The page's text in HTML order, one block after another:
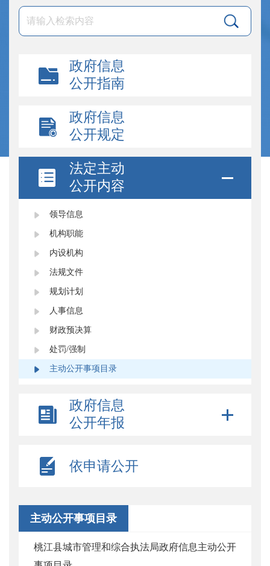
政府信息
公开指南
政府信息
公开规定
法定主动
公开内容
领导信息
机构职能
内设机构
法规文件
规划计划
人事信息
财政预决算
处罚/强制
主动公开事项目录
政府信息
公开年报
依申请公开
主动公开事项目录
桃江县城市管理和综合执法局政府信息主动公开